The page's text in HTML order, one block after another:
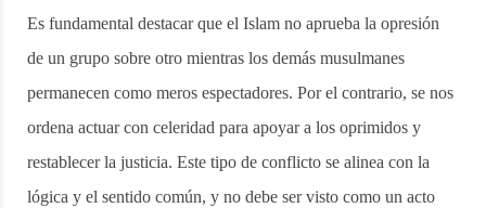
Es fundamental destacar que el Islam no aprueba la opresión
de un grupo sobre otro mientras los demás musulmanes
permanecen como meros espectadores. Por el contrario, se nos
ordena actuar con celeridad para apoyar a los oprimidos y
restablecer la justicia. Este tipo de conflicto se alinea con la
lógica y el sentido común, y no debe ser visto como un acto